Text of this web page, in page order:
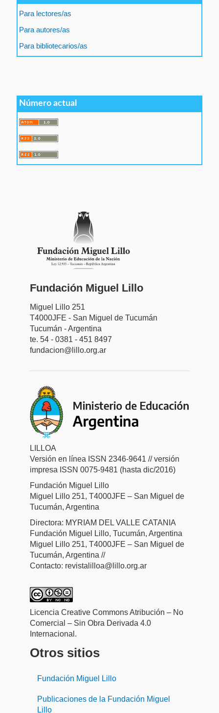
Para lectores/as
Para autores/as
Para bibliotecarios/as
Número actual
Fundación Miguel Lillo
Miguel Lillo 251
T4000JFE - San Miguel de Tucumán
Tucumán - Argentina
te. 54 - 0381 - 451 8497
fundacion@lillo.org.ar
LILLOA
Versión en línea ISSN 2346-9641 // versión
impresa ISSN 0075-9481 (hasta dic/2016)
Fundación Miguel Lillo
Miguel Lillo 251, T4000JFE – San Miguel de
Tucumán, Argentina
Directora: MYRIAM DEL VALLE CATANIA
Fundación Miguel Lillo, Tucumán, Argentina
Miguel Lillo 251, T4000JFE – San Miguel de
Tucumán, Argentina //
Contacto: revistalilloa@lillo.org.ar
Licencia Creative Commons Atribución – No
Comercial – Sin Obra Derivada 4.0
Internacional.
Otros sitios
Fundación Miguel Lillo
Publicaciones de la Fundación Miguel
Lillo